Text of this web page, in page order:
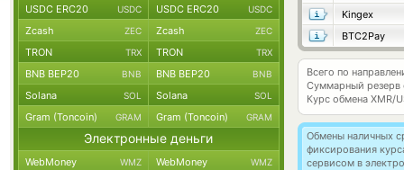
Kingex
BTC2Pay
Всего по
Суммарный резерв
Курс обмена XMR/
Обмены наличных
фиксирования
сервисом в
USDC ERC20 USDC USDC ERC20 USDC
Zcash ZEC Zcash ZEC
TRON TRX TRON TRX
BNB BEP20 BNB BNB BEP20 BNB
Solana SOL Solana SOL
Gram (Toncoin) GRAM Gram (Toncoin) GRAM
Электронные деньги
WebMoney WMZ WebMoney WMZ